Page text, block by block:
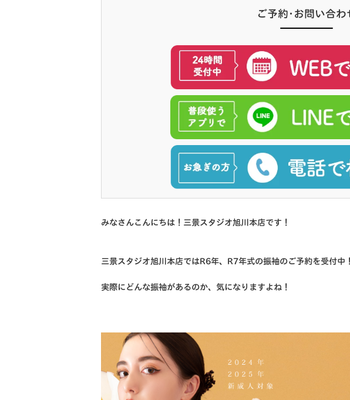
ご予約･お問い合わ
みなさんこんにちは！三景スタジオ旭川本店です！
三景スタジオ旭川本店ではR6年、R7年式の振袖のご予約を受付中！
実際にどんな振袖があるのか、気になりますよね！